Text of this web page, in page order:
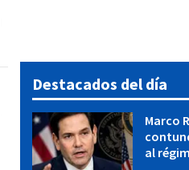
Destacados del día
Marco
al